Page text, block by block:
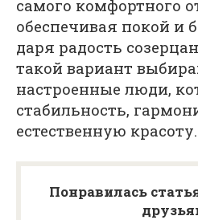
самого комфортного
обеспечивая покой и
даря радость
такой вариант
настроенные люди,
стабильность,
естественную красоту.
Понравилась